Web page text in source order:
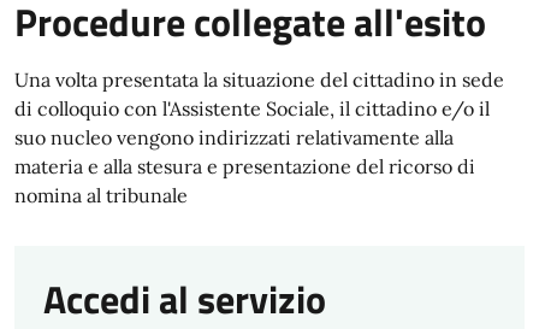
Procedure collegate all'esito
Una volta presentata la situazione del cittadino in sede
di colloquio con l'Assistente Sociale, il cittadino e/o il
suo nucleo vengono indirizzati relativamente alla
materia e alla stesura e presentazione del ricorso di
nomina al tribunale
Accedi al servizio